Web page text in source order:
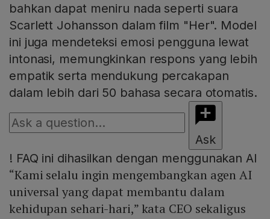
bahkan dapat meniru nada seperti suara
Scarlett Johansson dalam film "Her". Model
ini juga mendeteksi emosi pengguna lewat
intonasi, memungkinkan respons yang lebih
empatik serta mendukung percakapan
dalam lebih dari 50 bahasa secara otomatis.
Ask
! FAQ ini dihasilkan dengan menggunakan AI
“Kami selalu ingin mengembangkan agen AI
universal yang dapat membantu dalam
kehidupan sehari-hari,” kata CEO sekaligus